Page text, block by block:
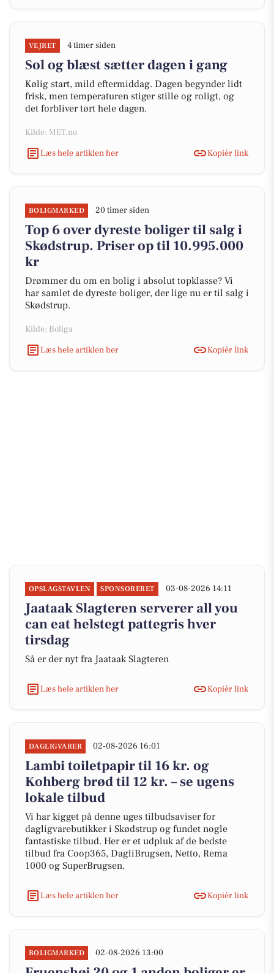
VEJRET 4 timer siden
Sol og blæst sætter dagen i gang
Kølig start, mild eftermiddag. Dagen begynder lidt
frisk, men temperaturen stiger stille og roligt, og
det forbliver tørt hele dagen.
Kilde: MET.no
Læs hele artiklen her
Kopiér link
BOLIGMARKED 20 timer siden
Top 6 over dyreste boliger til salg i
Skødstrup. Priser op til 10.995.000
kr
Drømmer du om en bolig i absolut topklasse? Vi
har samlet de dyreste boliger, der lige nu er til salg i
Skødstrup.
Kilde: Boliga
Læs hele artiklen her
Kopiér link
OPSLAGSTAVLEN SPONSORERET 03-08-2026 14:11
Jaataak Slagteren serverer all you
can eat helstegt pattegris hver
tirsdag
Så er der nyt fra Jaataak Slagteren
Læs hele artiklen her Kopiér link
DAGLIGVARER 02-08-2026 16:01
Lambi toiletpapir til 16 kr. og
Kohberg brød til 12 kr. – se ugens
lokale tilbud
Vi har kigget på denne uges tilbudsaviser for
dagligvarebutikker i Skødstrup og fundet nogle
fantastiske tilbud. Her er et udpluk af de bedste
tilbud fra Coop365, DagliBrugsen, Netto, Rema
1000 og SuperBrugsen.
Læs hele artiklen her Kopiér link
BOLIGMARKED 02-08-2026 13:00